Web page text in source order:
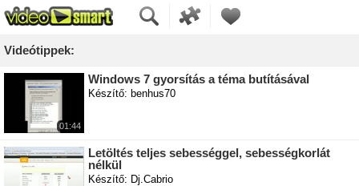
Videótippek:
01:44
Windows 7 gyorsítás a téma butításával
Készítő: benhus70
Letöltés teljes sebességgel, sebességkorlát
nélkül
Készítő: Dj.Cabrio